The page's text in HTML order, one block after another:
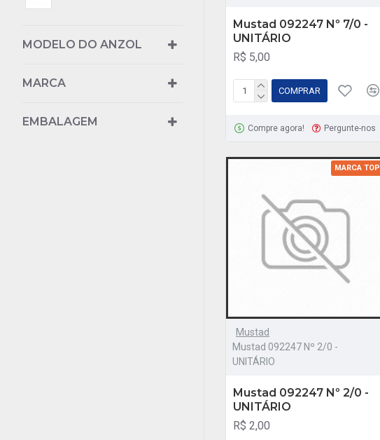
MODELO DO ANZOL
MARCA
EMBALAGEM
Mustad 092247 Nº 7/0 -
UNITÁRIO
R$ 5,00
COMPRAR
Compre agora! Pergunte-nos
MARCA TOP
Mustad
Mustad 092247 Nº 2/0 -
UNITÁRIO
Mustad 092247 Nº 2/0 -
UNITÁRIO
R$ 2,00